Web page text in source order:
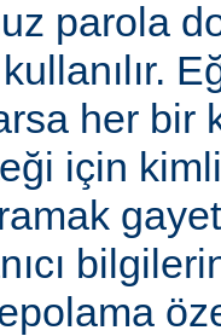
parola
her bir
için